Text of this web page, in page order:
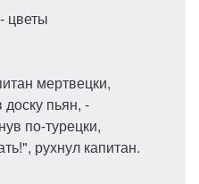
цветы
мертвецки,
пьян, -
по-турецки,
рухнул капитан.